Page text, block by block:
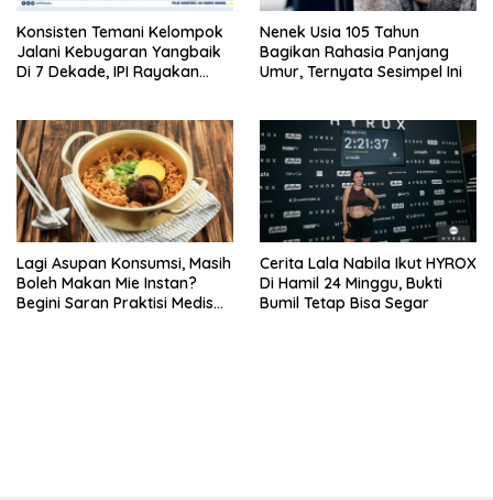
Konsisten Temani Kelompok
Jalani Kebugaran Yangbaik
Di 7 Dekade, IPI Rayakan
Nenek Usia 105 Tahun
Bagikan Rahasia Panjang
Umur, Ternyata Sesimpel Ini
Lagi Asupan Konsumsi, Masih
Boleh Makan Mie Instan?
Begini Saran Praktisi Medis
Cerita Lala Nabila Ikut HYROX
Di Hamil 24 Minggu, Bukti
Bumil Tetap Bisa Segar